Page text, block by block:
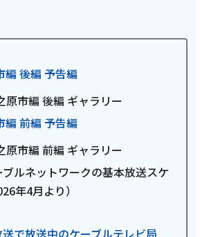
時間：9:30〜18:00 年中無休
編 後編 予告編
原市編 後編 ギャラリー
編 前編 予告編
原市編 前編 ギャラリー
ルネットワークの基本放送スケ
年4月より）
で放送中のケーブルテレビ局